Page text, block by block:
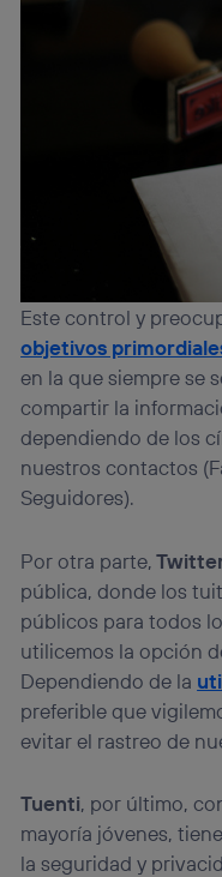
Este control y
objetivos
en la que siempre se
compartir la
dependiendo de los
nuestros contactos
Seguidores).
Por otra parte,
pública, donde los
públicos para todos
utilicemos la opción
Dependiendo de la
preferible que
evitar el rastreo de
Tuenti, por último,
mayoría jóvenes,
la seguridad y